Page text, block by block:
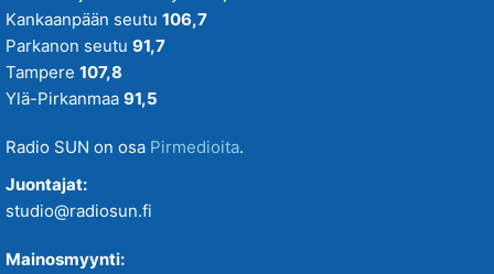
Kankaanpään seutu 106,7
Parkanon seutu 91,7
Tampere 107,8
Ylä-Pirkanmaa 91,5
Radio SUN on osa Pirmedioita.
Juontajat:
studio@radiosun.fi
Mainosmyynti: